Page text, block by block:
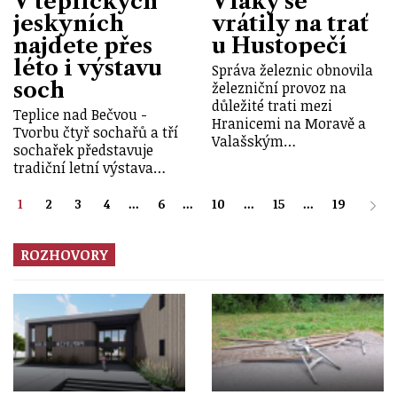
jeskyních
najdete přes
léto i výstavu
soch
Teplice nad Bečvou -
Tvorbu čtyř sochařů a tří
sochařek představuje
tradiční letní výstava…
vrátily na trať
u Hustopečí
Správa železnic obnovila
železniční provoz na
důležité trati mezi
Hranicemi na Moravě a
Valašským…
1 2 3 4 ... 6 ... 10 ... 15 ... 19
ROZHOVORY